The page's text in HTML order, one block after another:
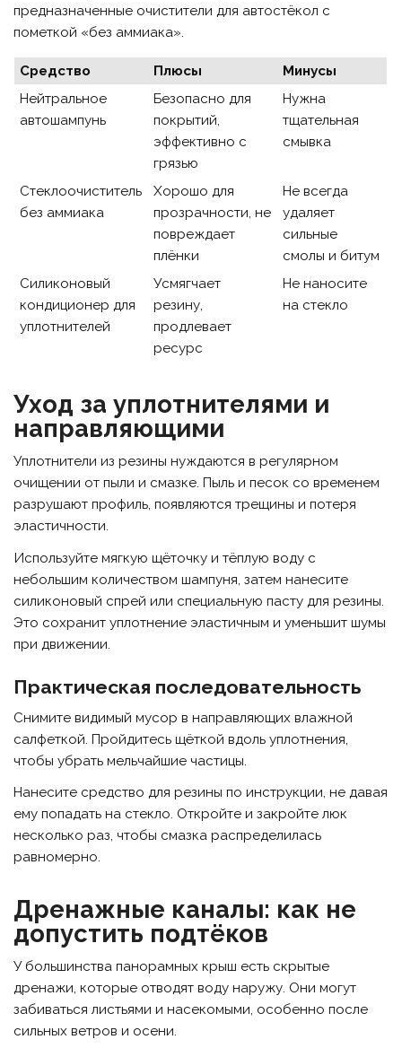
предназначенные очистители для автостёкол с
пометкой «без аммиака».
Средство Плюсы
Минусы
Нейтральное
автошампунь
Безопасно для
покрытий,
эффективно с
грязью
Нужна
тщательная
смывка
Стеклоочиститель
без аммиака
Хорошо для
прозрачности, не
повреждает
плёнки
Не всегда
удаляет
сильные
смолы и битум
Силиконовый
кондиционер для
уплотнителей
Усмягчает
резину,
продлевает
ресурс
Не наносите
на стекло
Уход за уплотнителями и
направляющими
Уплотнители из резины нуждаются в регулярном
очищении от пыли и смазке. Пыль и песок со временем
разрушают профиль, появляются трещины и потеря
эластичности.
Используйте мягкую щёточку и тёплую воду с
небольшим количеством шампуня, затем нанесите
силиконовый спрей или специальную пасту для резины.
Это сохранит уплотнение эластичным и уменьшит шумы
при движении.
Практическая последовательность
Снимите видимый мусор в направляющих влажной
салфеткой. Пройдитесь щёткой вдоль уплотнения,
чтобы убрать мельчайшие частицы.
Нанесите средство для резины по инструкции, не давая
ему попадать на стекло. Откройте и закройте люк
несколько раз, чтобы смазка распределилась
равномерно.
Дренажные каналы: как не
допустить подтёков
У большинства панорамных крыш есть скрытые
дренажи, которые отводят воду наружу. Они могут
забиваться листьями и насекомыми, особенно после
сильных ветров и осени.